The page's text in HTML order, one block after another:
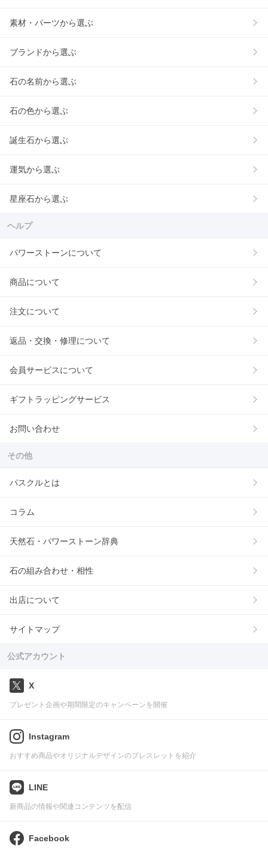
素材・パーツから選ぶ
ブランドから選ぶ
石の名前から選ぶ
石の色から選ぶ
誕生石から選ぶ
運気から選ぶ
星座石から選ぶ
ヘルプ
パワーストーンについて
商品について
注文について
返品・交換・修理について
会員サービスについて
ギフトラッピングサービス
お問い合わせ
その他
パスクルとは
コラム
天然石・パワーストーン辞典
石の組み合わせ・相性
出店について
サイトマップ
公式アカウント
X
プレゼント企画や期間限定のキャンペーンを開催
Instagram
おすすめ商品やオリジナルデザインのブレスレットを紹介
LINE
新商品の情報や関連コンテンツを配信
Facebook